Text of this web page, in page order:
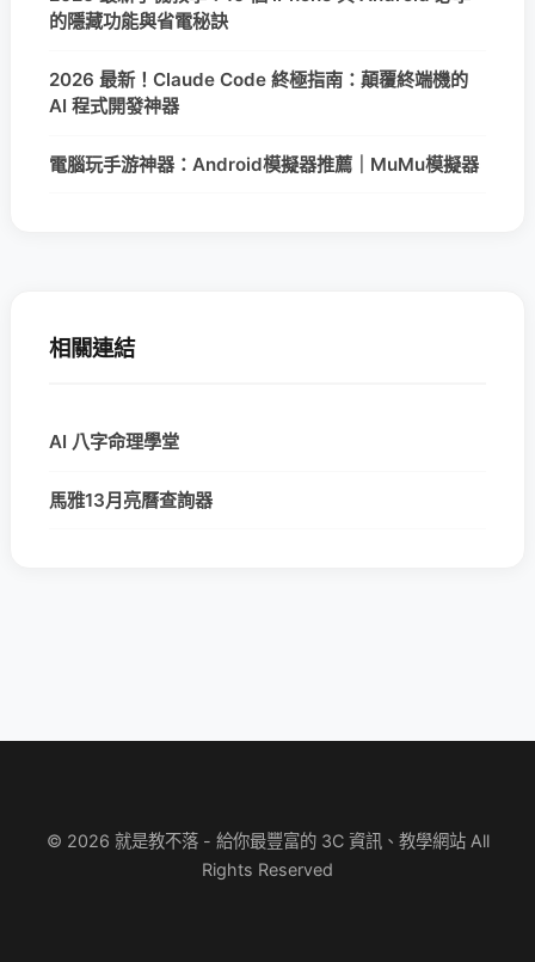
的隱藏功能與省電秘訣
2026 最新！Claude Code 終極指南：顛覆終端機的
AI 程式開發神器
電腦玩手游神器：Android模擬器推薦｜MuMu模擬器
相關連結
AI 八字命理學堂
馬雅13月亮曆查詢器
© 2026 就是教不落 - 給你最豐富的 3C 資訊、教學網站 All
Rights Reserved